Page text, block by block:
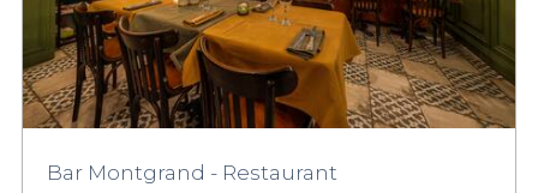
Bar Montgrand - Restaurant